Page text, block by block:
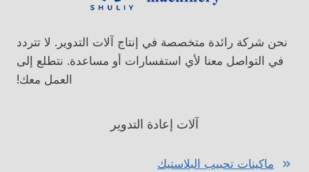
نحن شركة رائدة متخصصة في إنتاج آلات التدوير. لا تتردد
في التواصل معنا لأي استفسارات أو مساعدة. نتطلع إلى
العمل معك!
آلات إعادة التدوير
ماكينات تحبيب البلاستيك